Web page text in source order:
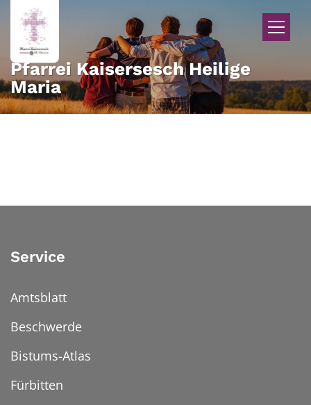
Zum Inhalt springen
Pfarrei Kaisersesch Heilige
Maria
Service
Amtsblatt
Beschwerde
Bistums-Atlas
Fürbitten